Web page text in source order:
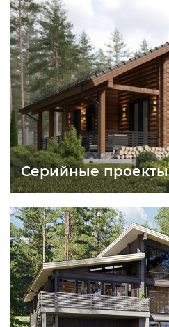
Серийные проекты